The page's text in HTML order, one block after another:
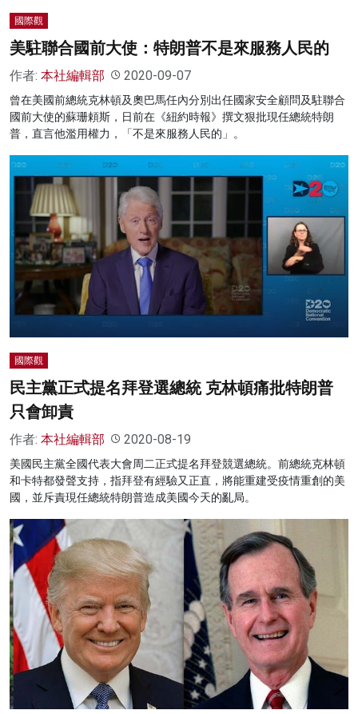
國際觀
美駐聯合國前大使：特朗普不是來服務人民的
作者: 本社編輯部 2020-09-07
曾在美國前總統克林頓及奧巴馬任內分別出任國家安全顧問及駐聯合
國前大使的蘇珊頼斯，日前在《紐約時報》撰文狠批現任總統特朗
普，直言他濫用權力，「不是來服務人民的」。
國際觀
民主黨正式提名拜登選總統 克林頓痛批特朗普
只會卸責
作者: 本社編輯部 2020-08-19
美國民主黨全國代表大會周二正式提名拜登競選總統。前總統克林頓
和卡特都發聲支持，指拜登有經驗又正直，將能重建受疫情重創的美
國，並斥責現任總統特朗普造成美國今天的亂局。